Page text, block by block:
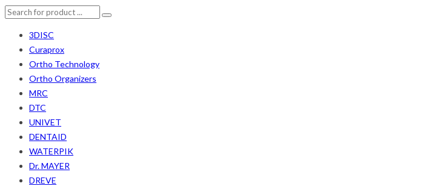
3DISC
Curaprox
Ortho Technology
Ortho Organizers
MRC
DTC
UNIVET
DENTAID
WATERPIK
Dr. MAYER
DREVE